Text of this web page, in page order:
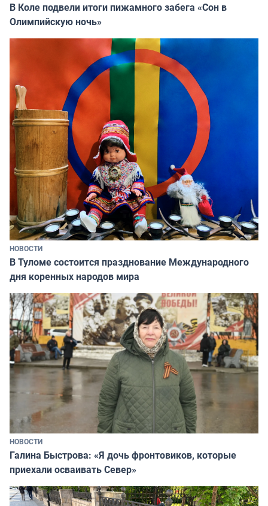
В Коле подвели итоги пижамного забега «Сон в
Олимпийскую ночь»
НОВОСТИ
В Туломе состоится празднование Международного
дня коренных народов мира
НОВОСТИ
Галина Быстрова: «Я дочь фронтовиков, которые
приехали осваивать Север»